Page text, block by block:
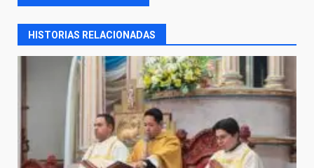
HISTORIAS RELACIONADAS